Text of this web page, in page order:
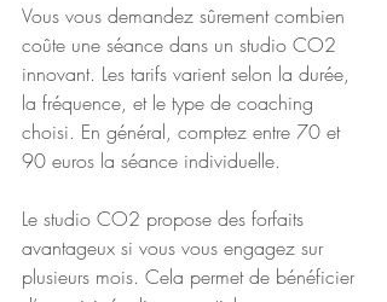
Vous vous demandez sûrement combien
coûte une séance dans un studio CO2
innovant. Les tarifs varient selon la durée,
la fréquence, et le type de coaching
choisi. En général, comptez entre 70 et
90 euros la séance individuelle.
Le studio CO2 propose des forfaits
avantageux si vous vous engagez sur
plusieurs mois. Cela permet de bénéficier